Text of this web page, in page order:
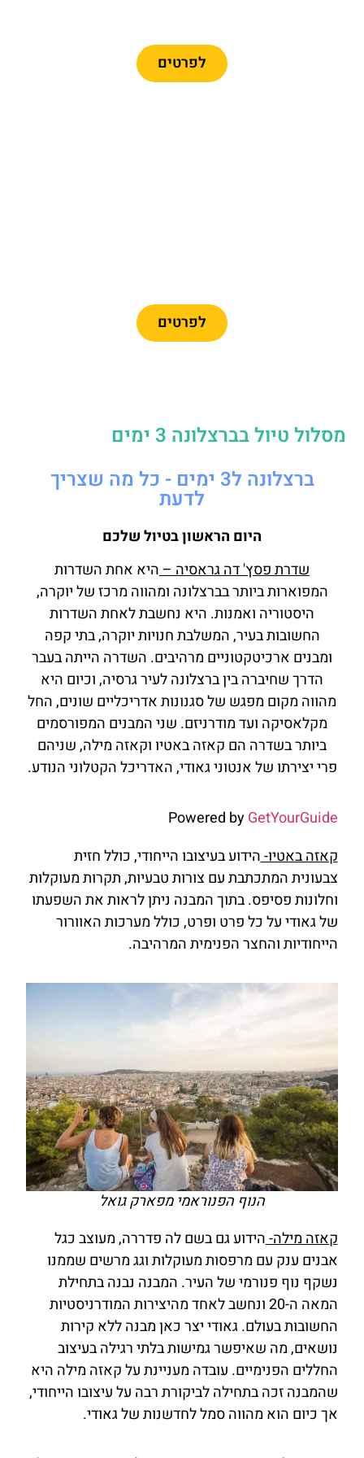
לפרטים
לפרטים
מסלול טיול בברצלונה 3 ימים
ברצלונה ל3 ימים - כל מה שצריך
לדעת
היום הראשון בטיול שלכם
שדרת פסץ' דה גראסיה –היא אחת השדרות
המפוארות ביותר בברצלונה ומהווה מרכז של יוקרה,
היסטוריה ואמנות. היא נחשבת לאחת השדרות
החשובות בעיר, המשלבת חנויות יוקרה, בתי קפה
ומבנים ארכיטקטוניים מרהיבים. השדרה הייתה בעבר
הדרך שחיברה בין ברצלונה לעיר גרסיה, וכיום היא
מהווה מקום מפגש של סגנונות אדריכליים שונים, החל
מקלאסיקה ועד מודרניזם. שני המבנים המפורסמים
ביותר בשדרה הם קאזה באטיו וקאזה מילה, שניהם
פרי יצירתו של אנטוני גאודי, האדריכל הקטלוני הנודע.
Powered byGetYourGuide
קאזה באטיו-הידוע בעיצובו הייחודי, כולל חזית
צבעונית המתכתבת עם צורות טבעיות, תקרות מעוקלות
וחלונות פסיפס. בתוך המבנה ניתן לראות את השפעתו
של גאודי על כל פרט ופרט, כולל מערכות האוורור
הייחודיות והחצר הפנימית המרהיבה.
הנוף הפנוראמי מפארק גואל
קאזה מילה-הידוע גם בשם לה פדררה, מעוצב כגל
אבנים ענק עם מרפסות מעוקלות וגג מרשים שממנו
נשקף נוף פנורמי של העיר. המבנה נבנה בתחילת
המאה ה-20 ונחשב לאחד מהיצירות המודרניסטיות
החשובות בעולם. גאודי יצר כאן מבנה ללא קירות
נושאים, מה שאיפשר גמישות בלתי רגילה בעיצוב
החללים הפנימיים. עובדה מעניינת על קאזה מילה היא
שהמבנה זכה בתחילה לביקורת רבה על עיצובו הייחודי,
אך כיום הוא מהווה סמל לחדשנות של גאודי.